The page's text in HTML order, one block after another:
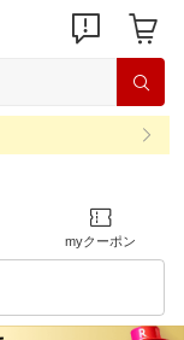
myクーポン